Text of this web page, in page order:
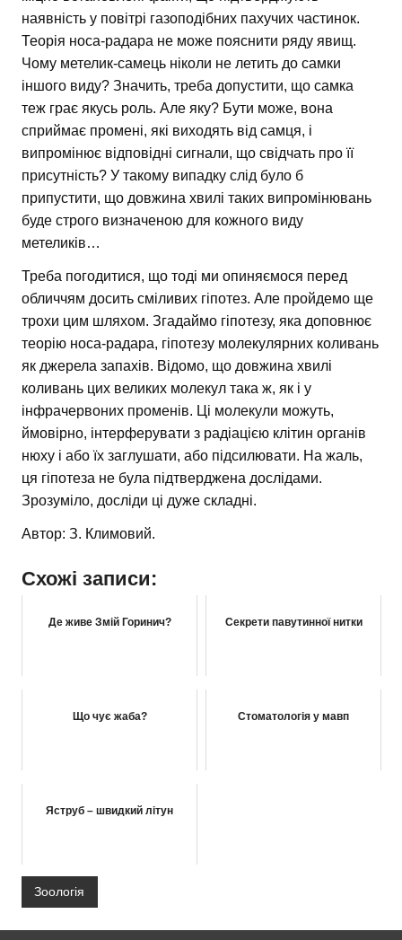
наявність у повітрі газоподібних пахучих частинок.
Теорія носа-радара не може пояснити ряду явищ.
Чому метелик-самець ніколи не летить до самки
іншого виду? Значить, треба допустити, що самка
теж грає якусь роль. Але яку? Бути може, вона
сприймає промені, які виходять від самця, і
випромінює відповідні сигнали, що свідчать про її
присутність? У такому випадку слід було б
припустити, що довжина хвилі таких випромінювань
буде строго визначеною для кожного виду
метеликів…
Треба погодитися, що тоді ми опиняємося перед
обличчям досить сміливих гіпотез. Але пройдемо ще
трохи цим шляхом. Згадаймо гіпотезу, яка доповнює
теорію носа-радара, гіпотезу молекулярних коливань
як джерела запахів. Відомо, що довжина хвилі
коливань цих великих молекул така ж, як і у
інфрачервоних променів. Ці молекули можуть,
ймовірно, інтерферувати з радіацією клітин органів
нюху і або їх заглушати, або підсилювати. На жаль,
ця гіпотеза не була підтверджена дослідами.
Зрозуміло, досліди ці дуже складні.
Автор: З. Климовий.
Схожі записи:
Де живе Змій Горинич? Секрети павутинної нитки
Що чує жаба? Стоматологія у мавп
Яструб – швидкий літун
Зоологія